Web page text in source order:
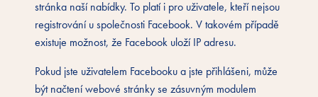
stránka naší nabídky. To platí i pro uživatele, kteří nejsou
registrování u společnosti Facebook. V takovém případě
existuje možnost, že Facebook uloží IP adresu.
Pokud jste uživatelem Facebooku a jste přihlášeni, může
být načtení webové stránky se zásuvným modulem